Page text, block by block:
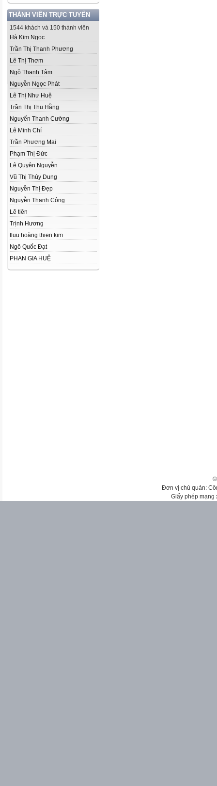
THÀNH VIÊN TRỰC TUYẾN
1544 khách và 150 thành viên
Hà Kim Ngọc
Trần Thị Thanh Phương
Lê Thị Thơm
Ngô Thanh Tâm
Nguyễn Ngọc Phát
Lê Thị Như Huệ
Trần Thị Thu Hằng
Nguyển Thanh Cường
Lê Minh Chí
Trần Phương Mai
Phạm Thị Đức
Lệ Quyên Nguyễn
Vũ Thị Thùy Dung
Nguyễn Thị Đẹp
Nguyễn Thanh Công
Lê tiên
Trịnh Hương
tluu hoàng thien kim
Ngô Quốc Đạt
PHAN GIA HUỆ
Đơn vị chủ quản:
Giấy phép mạng